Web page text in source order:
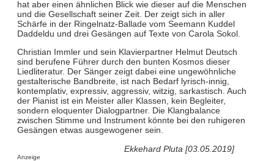
hat aber einen ähnlichen Blick wie dieser auf die Menschen
und die Gesellschaft seiner Zeit. Der zeigt sich in aller
Schärfe in der Ringelnatz-Ballade vom Seemann Kuddel
Daddeldu und drei Gesängen auf Texte von Carola Sokol.
Christian Immler und sein Klavierpartner Helmut Deutsch
sind berufene Führer durch den bunten Kosmos dieser
Liedliteratur. Der Sänger zeigt dabei eine ungewöhnliche
gestalterische Bandbreite, ist nach Bedarf lyrisch-innig,
kontemplativ, expressiv, aggressiv, witzig, sarkastisch. Auch
der Pianist ist ein Meister aller Klassen, kein Begleiter,
sondern eloquenter Dialogpartner. Die Klangbalance
zwischen Stimme und Instrument könnte bei den ruhigeren
Gesängen etwas ausgewogener sein.
Ekkehard Pluta [03.05.2019]
Anzeige